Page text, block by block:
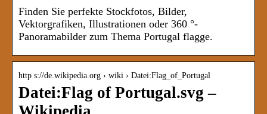
Finden Sie perfekte Stockfotos, Bilder,
Vektorgrafiken, Illustrationen oder 360 °-
Panoramabilder zum Thema Portugal flagge.
http s://de.wikipedia.org › wiki › Datei:Flag_of_Portugal
Datei:Flag of Portugal.svg –